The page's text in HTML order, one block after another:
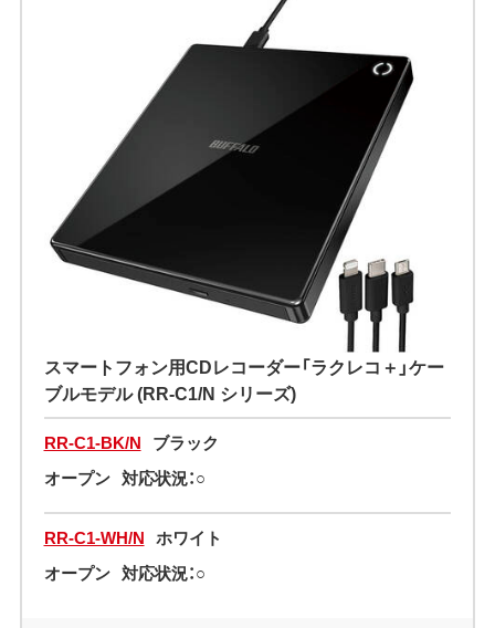
スマートフォン用CDレコーダー「ラクレコ＋」ケー
ブルモデル (RR-C1/N シリーズ)
RR-C1-BK/N ブラック
オープン 対応状況：○
RR-C1-WH/N ホワイト
オープン 対応状況：○